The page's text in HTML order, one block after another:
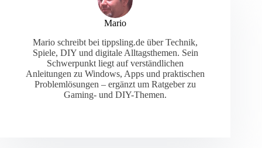
Mario
Mario schreibt bei tippsling.de über Technik,
Spiele, DIY und digitale Alltagsthemen. Sein
Schwerpunkt liegt auf verständlichen
Anleitungen zu Windows, Apps und praktischen
Problemlösungen – ergänzt um Ratgeber zu
Gaming- und DIY-Themen.